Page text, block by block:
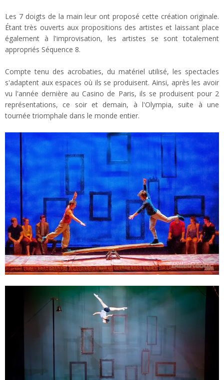
Les 7 doigts de la main leur ont proposé cette création originale.
Étant très ouverts aux propositions des artistes et laissant place
également à l'improvisation, les artistes se sont totalement
appropriés Séquence 8.
Compte tenu des acrobaties, du matériel utilisé, les spectacles
s'adaptent aux espaces où ils se produisent. Ainsi, après les avoir
vu l'année dernière au Casino de Paris, ils se produisent pour 2
représentations, ce soir et demain, à l'Olympia, suite à une
tournée triomphale dans le monde entier.